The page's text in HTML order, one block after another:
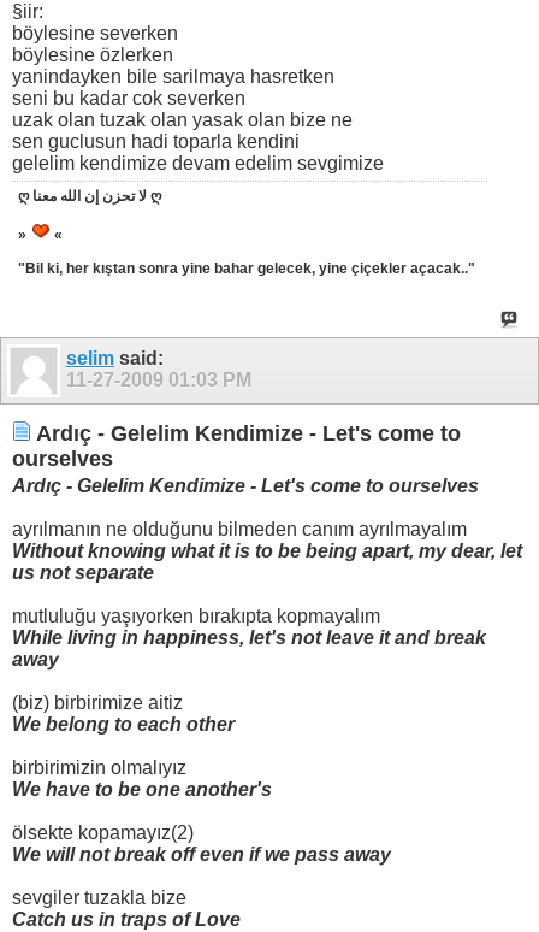
§iir:
böylesine severken
böylesine özlerken
yanindayken bile sarilmaya hasretken
seni bu kadar cok severken
uzak olan tuzak olan yasak olan bize ne
sen guclusun hadi toparla kendini
gelelim kendimize devam edelim sevgimize
ღ لا تحزن إن الله معنا ღ
»
«
"Bil ki, her kıştan sonra yine bahar gelecek, yine çiçekler açacak.."
selim said:
11-27-2009 01:03 PM
Ardıç - Gelelim Kendimize - Let's come to
ourselves
Ardıç - Gelelim Kendimize - Let's come to ourselves
ayrılmanın ne olduğunu bilmeden canım ayrılmayalım
Without knowing what it is to be being apart, my dear, let
us not separate
mutluluğu yaşıyorken bırakıpta kopmayalım
While living in happiness, let's not leave it and break
away
(biz) birbirimize aitiz
We belong to each other
birbirimizin olmalıyız
We have to be one another's
ölsekte kopamayız(2)
We will not break off even if we pass away
sevgiler tuzakla bize
Catch us in traps of Love